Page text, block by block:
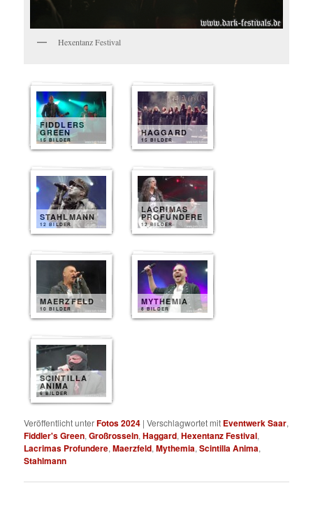
Hexentanz Festival
FIDDLERS
GREEN
15 BILDER
HAGGARD
15 BILDER
STAHLMANN
12 BILDER
LACRIMAS
PROFUNDERE
12 BILDER
MAERZFELD
10 BILDER
MYTHEMIA
8 BILDER
SCINTILLA
ANIMA
6 BILDER
Veröffentlicht unterFotos 2024 |Verschlagwortet mit Eventwerk Saar,
Fiddler's Green,Großrosseln,Haggard,Hexentanz Festival,
Lacrimas Profundere,Maerzfeld,Mythemia,Scintilla Anima,
Stahlmann